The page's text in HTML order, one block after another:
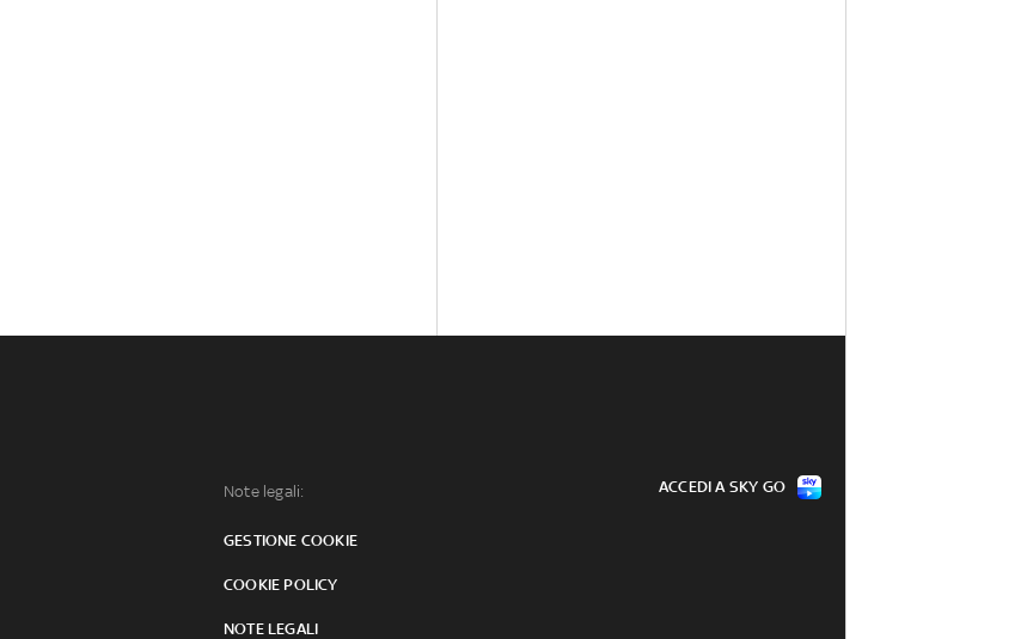
Note legali:
GESTIONE COOKIE
COOKIE POLICY
NOTE LEGALI
ACCEDI A SKY GO